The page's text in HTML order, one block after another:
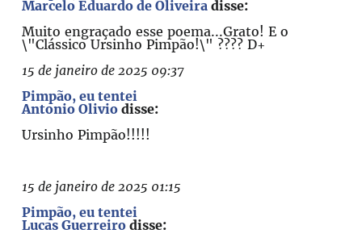
Marcelo Eduardo de Oliveira disse:
Muito engraçado esse poema...Grato! E o
\"Clássico Ursinho Pimpão!\" ???? D+
15 de janeiro de 2025 09:37
Pimpão, eu tentei
Antonio Olivio disse:
Ursinho Pimpão!!!!!
15 de janeiro de 2025 01:15
Pimpão, eu tentei
Lucas Guerreiro disse: